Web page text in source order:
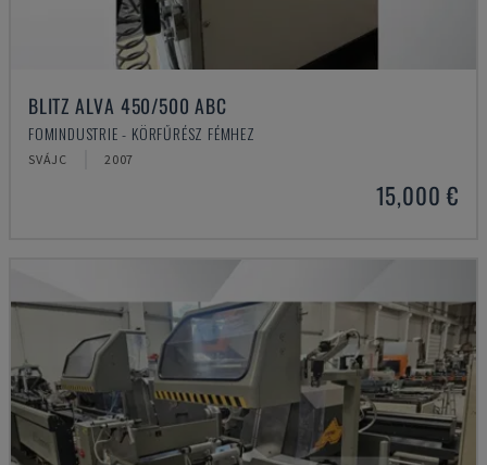
BLITZ ALVA 450/500 ABC
FOMINDUSTRIE - KÖRFŰRÉSZ FÉMHEZ
SVÁJC 2007
15,000 €